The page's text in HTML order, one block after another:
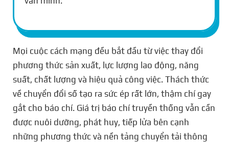
Mọi cuộc cách mạng đều bắt đầu từ việc thay đổi
phương thức sản xuất, lực lượng lao động, năng
suất, chất lượng và hiệu quả công việc. Thách thức
về chuyển đổi số tạo ra sức ép rất lớn, thậm chí gay
gắt cho báo chí. Giá trị báo chí truyền thống vẫn cần
được nuôi dưỡng, phát huy, tiếp lửa bên cạnh
những phương thức và nền tảng chuyển tải thông